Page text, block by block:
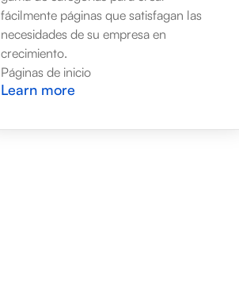
fácilmente páginas que satisfagan las
necesidades de su empresa en
crecimiento.
Páginas de inicio
Learn more